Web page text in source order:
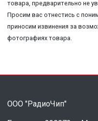
товара, предварительно не
Просим вас отнестись с
приносим извинения за
фотографиях товара.
ООО "РадиоЧип"